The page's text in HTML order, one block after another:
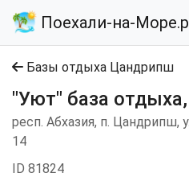
Поехали-на-
Базы отдыха Цандрипш
"Уют" база
респ. Абхазия, п. Цандрипш,
14
ID 81824